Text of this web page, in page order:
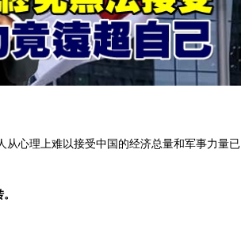
心理上难以接受中国的经济总量和军事力量已